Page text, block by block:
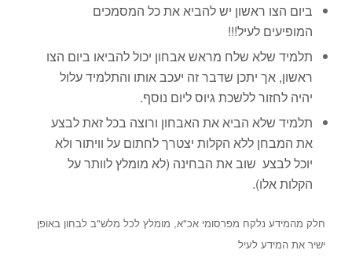
ביום הצו ראשון יש להביא את כל המסמכים
המופיעים לעיל!!!
תלמיד שלא שלח מראש אבחון יכול להביאו ביום הצו
ראשון, אך יתכן שדבר זה יעכב אותו והתלמיד עלול
יהיה לחזור ללשכת גיוס ליום נוסף.
תלמיד שלא הביא את האבחון ורוצה בכל זאת לבצע
את המבחן ללא הקלות יצטרך לחתום על וויתור ולא
יוכל לבצע שוב את הבחינה (לא מומלץ לוותר על
הקלות אלו).
חלק מהמידע נלקח מפרסומי אכ"א, מומלץ לכל מלש"ב לבחון באופן
ישיר את המידע לעיל